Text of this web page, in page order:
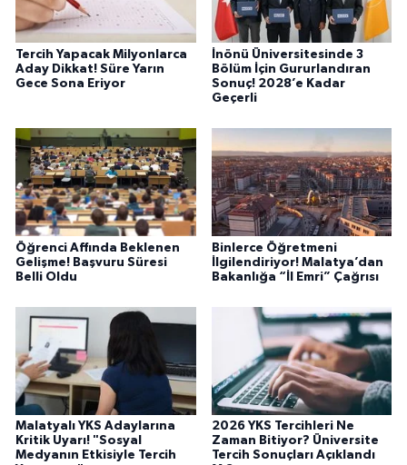
Tercih Yapacak Milyonlarca
Aday Dikkat! Süre Yarın
Gece Sona Eriyor
İnönü Üniversitesinde 3
Bölüm İçin Gururlandıran
Sonuç! 2028’e Kadar
Geçerli
Öğrenci Affında Beklenen
Gelişme! Başvuru Süresi
Belli Oldu
Binlerce Öğretmeni
İlgilendiriyor! Malatya’dan
Bakanlığa “İl Emri” Çağrısı
Malatyalı YKS Adaylarına
Kritik Uyarı! "Sosyal
Medyanın Etkisiyle Tercih
2026 YKS Tercihleri Ne
Zaman Bitiyor? Üniversite
Tercih Sonuçları Açıklandı